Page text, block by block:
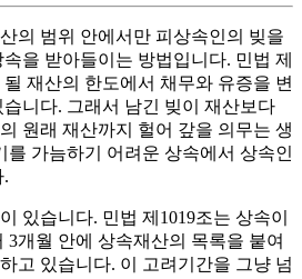
의 범위 안에서만 피상속인의 빚을
을 받아들이는 방법입니다. 민법 제
재산의 한도에서 채무와 유증을 변
니다. 그래서 남긴 빚이 재산보다
원래 재산까지 헐어 갚을 의무는 생
를 가늠하기 어려운 상속에서 상속인
.
있습니다. 민법 제1019조는 상속이
개월 안에 상속재산의 목록을 붙여
고 있습니다. 이 고려기간을 그냥 넘